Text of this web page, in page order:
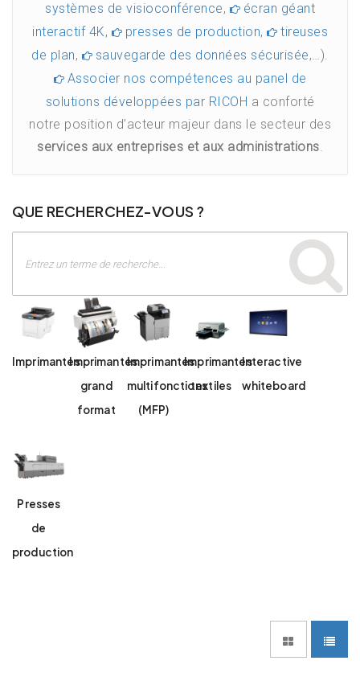
systèmes de visioconférence,
écran géant
interactif 4K, presses de production,
tireuses
de plan, sauvegarde des données sécurisée,…).
Associer nos compétences au panel de
solutions développées par RICOH a conforté
notre position d’acteur majeur dans le secteur des
services aux entreprises et aux administrations.
QUE RECHERCHEZ-VOUS ?
ImprimantesImprimantes
grand
format
Imprimantes
multifonctions
(MFP)
Imprimantes
textiles
Interactive
whiteboard
Presses
de
production